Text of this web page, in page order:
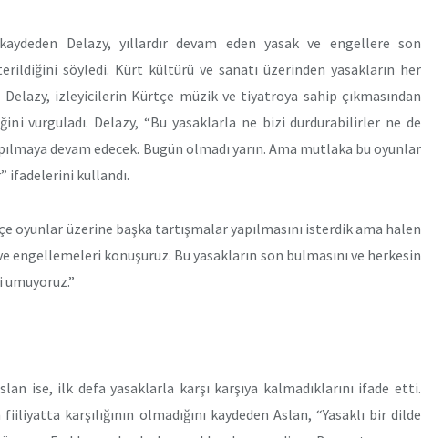
Delazy, yıllardır devam eden yasak ve engellere son
söyledi. Kürt kültürü ve sanatı üzerinden yasakların her
izleyicilerin Kürtçe müzik ve tiyatroya sahip çıkmasından
vurguladı. Delazy, “Bu yasaklarla ne bizi durdurabilirler ne de
devam edecek. Bugün olmadı yarın. Ama mutlaka bu oyunlar
ifadelerini kullandı.
oyunlar üzerine başka tartışmalar yapılmasını isterdik ama halen
engellemeleri konuşuruz. Bu yasakların son bulmasını ve herkesin
umuyoruz.”
ise, ilk defa yasaklarla karşı karşıya kalmadıklarını ifade etti.
karşılığının olmadığını kaydeden Aslan, “Yasaklı bir dilde